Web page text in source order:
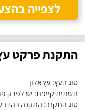
לצפייה
התקנת פרקט
סוג העץ: עץ אלון
תשתית קיימת: יש לפרק
סוג התקנה: התקנה